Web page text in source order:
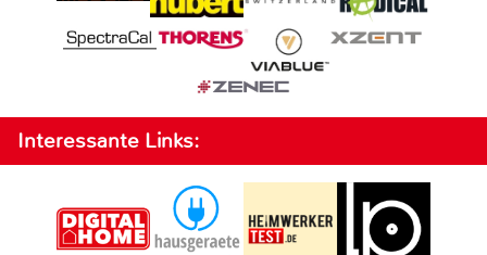
Interessante Links: